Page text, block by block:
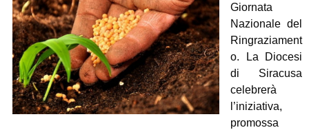
Giornata
Nazionale del
Ringraziament
o. La Diocesi
di Siracusa
celebrerà
l’iniziativa,
promossa